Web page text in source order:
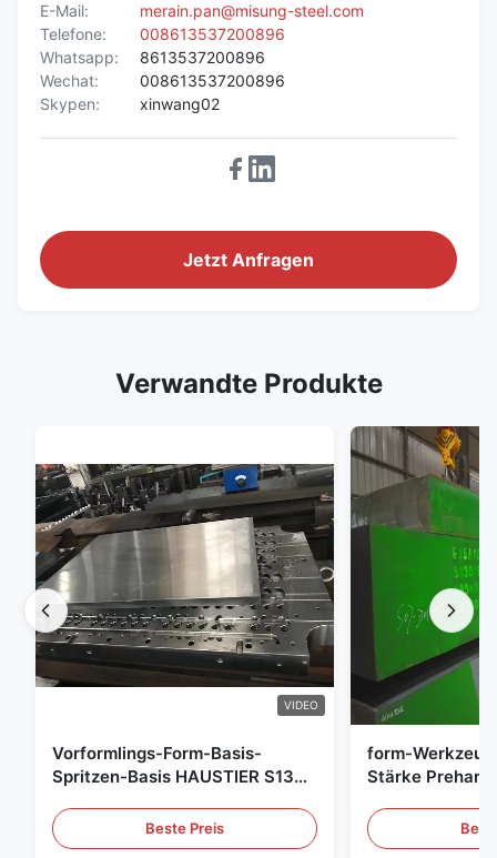
E-Mail:
merain.pan@misung-steel.com
Telefone:
008613537200896
Whatsapp:
8613537200896
Wechat:
008613537200896
Skypen:
xinwang02
Jetzt Anfragen
Verwandte Produkte
VIDEO
Vorformlings-Form-Basis-
Spritzen-Basis HAUSTIER S136
Beste Preis
form-
Stärke